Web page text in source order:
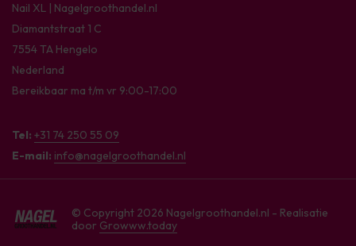
Nail XL | Nagelgroothandel.nl
Diamantstraat 1 C
7554 TA Hengelo
Nederland
Bereikbaar ma t/m vr 9:00-17:00
Tel: +31 74 250 55 09
E-mail: info@nagelgroothandel.nl
© Copyright 2026 Nagelgroothandel.nl - Realisatie
door Growww.today